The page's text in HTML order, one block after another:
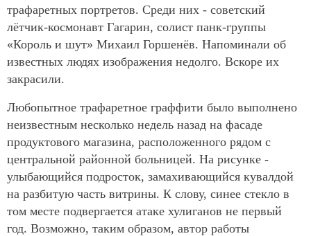
трафаретных портретов. Среди них - советский
лётчик-космонавт Гагарин, солист панк-группы
«Король и шут» Михаил Горшенёв. Напоминали об
известных людях изображения недолго. Вскоре их
закрасили.
Любопытное трафаретное граффити было выполнено
неизвестным несколько недель назад на фасаде
продуктового магазина, расположенного рядом с
центральной районной больницей. На рисунке -
улыбающийся подросток, замахивающийся кувалдой
на разбитую часть витрины. К слову, синее стекло в
том месте подвергается атаке хулиганов не первый
год. Возможно, таким образом, автор работы